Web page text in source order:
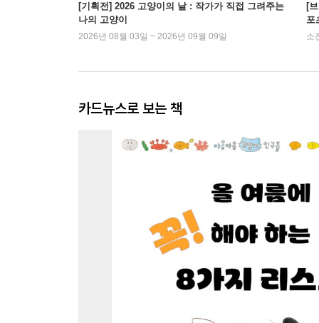
[기획전] 2026 고양이의 날 : 작가가 직접 그려주는
나의 고양이
2026년 08월 03일 ~ 2026년 09월 09일
[
포
소
카드뉴스로 보는 책